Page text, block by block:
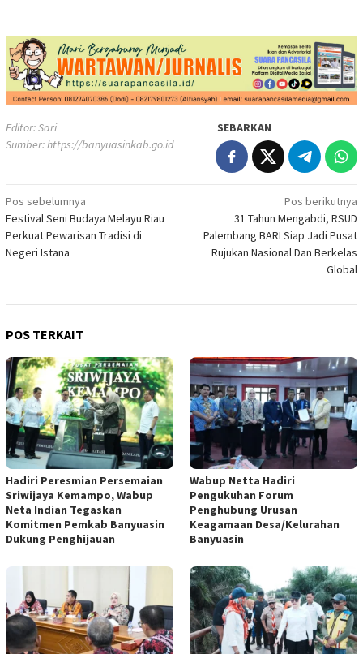
Editor: Sari
Sumber:https://banyuasinkab.go.id
SEBARKAN
Navigasi
pos
Pos sebelumnya
Festival Seni Budaya Melayu Riau
Perkuat Pewarisan Tradisi di
Negeri Istana
Pos berikutnya
31 Tahun Mengabdi, RSUD
Palembang BARI Siap Jadi Pusat
Rujukan Nasional Dan Berkelas
Global
POS TERKAIT
Hadiri Peresmian Persemaian
Sriwijaya Kemampo, Wabup
Neta Indian Tegaskan
Komitmen Pemkab Banyuasin
Dukung Penghijauan
Wabup Netta Hadiri
Pengukuhan Forum
Penghubung Urusan
Keagamaan Desa/Kelurahan
Banyuasin